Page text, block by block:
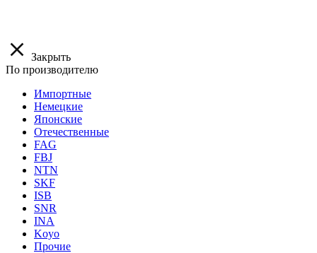
Закрыть
По производителю
Импортные
Немецкие
Японские
Отечественные
FAG
FBJ
NTN
SKF
ISB
SNR
INA
Koyo
Прочие